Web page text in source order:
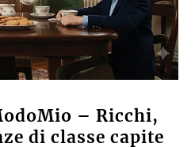
– Ricchi,
di classe capite